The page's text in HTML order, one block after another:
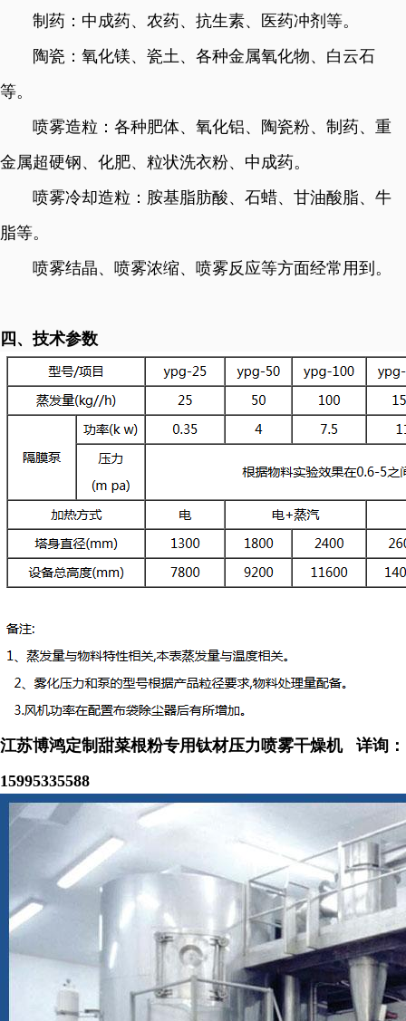
制药：中成药、农药、抗生素、医药冲剂等。
陶瓷：氧化镁、瓷土、各种金属氧化物、白云石
等。
喷雾造粒：各种肥体、氧化铝、陶瓷粉、制药、重
金属超硬钢、化肥、粒状洗衣粉、中成药。
喷雾冷却造粒：胺基脂肪酸、石蜡、甘油酸脂、牛
脂等。
喷雾结晶、喷雾浓缩、喷雾反应等方面经常用到。
四、技术参数
江苏博鸿定制甜菜根粉专用钛材压力喷雾干燥机 详询：
15995335588